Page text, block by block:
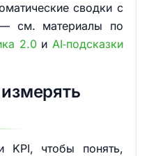
сводки с
— см. материалы по
2.0иAI‑подсказки
KPI, чтобы понять,